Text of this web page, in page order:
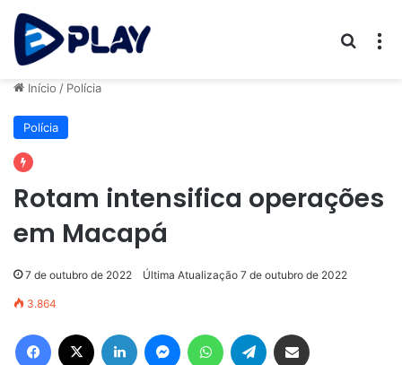
Início / Polícia
Polícia
Rotam intensifica operações
em Macapá
7 de outubro de 2022 Última Atualização 7 de outubro de 2022
3.864
Facebook Linkedin MessengerWhatsAppTelegram